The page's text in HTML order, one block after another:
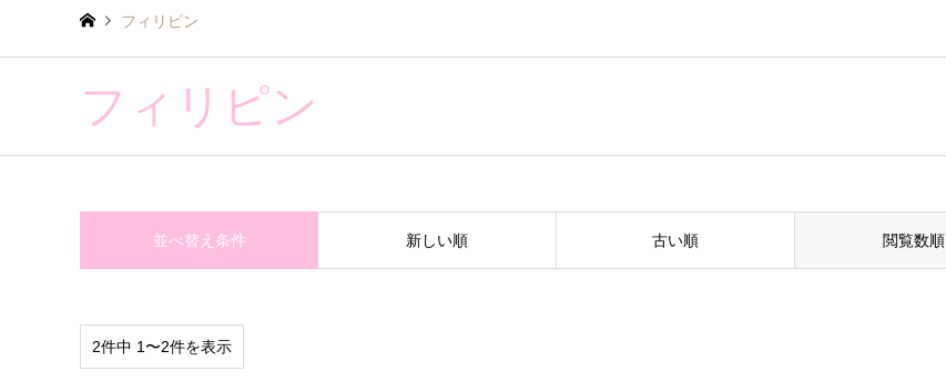
フィリピン
フィリピン
並べ替え条件 新しい順 古い順 閲覧数順
2件中 1〜2件を表示